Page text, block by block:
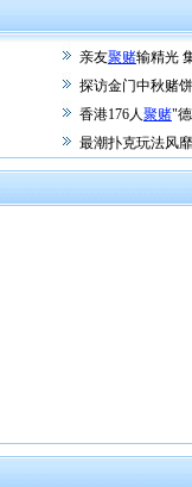
亲友聚赌输精光
探访金门中秋赌
香港176人聚赌"
最潮扑克玩法风